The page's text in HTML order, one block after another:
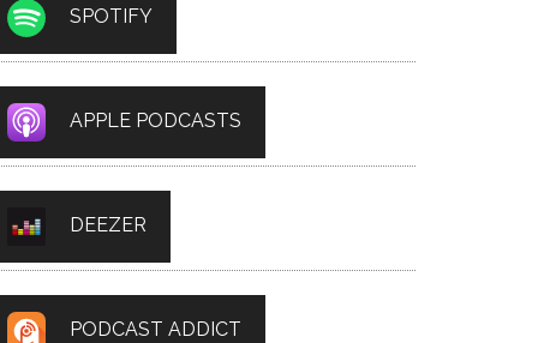
SPOTIFY
APPLE PODCASTS
DEEZER
PODCAST ADDICT